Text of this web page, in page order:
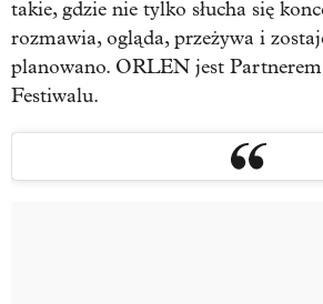
takie, gdzie nie tylko słucha się
rozmawia, ogląda, przeżywa i
planowano. ORLEN jest
Festiwalu.